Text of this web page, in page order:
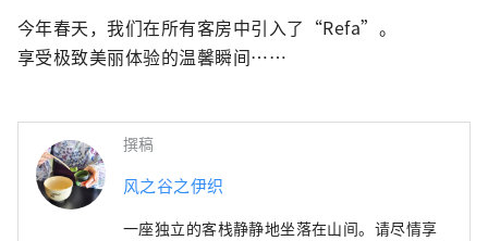
今年春天，我们在所有客房中引入了“Refa”。
享受极致美丽体验的温馨瞬间……
撰稿
风之谷之伊织
一座独立的客栈静静地坐落在山间。请尽情享